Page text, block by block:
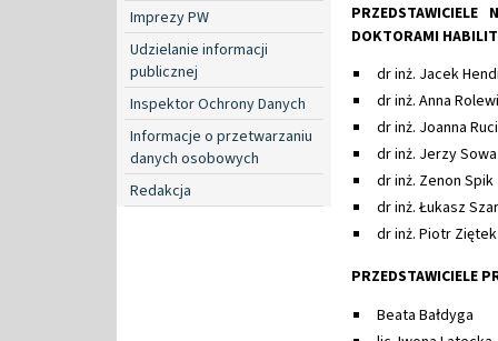
Imprezy PW
Udzielanie informacji
publicznej
Inspektor Ochrony Danych
Informacje o przetwarzaniu
danych osobowych
Redakcja
PRZEDSTAWICIELE
DOKTORAMI
dr inż. Jacek
dr inż. Anna
dr inż. Joanna
dr inż. Jerzy Sowa
dr inż. Zenon Spik
dr inż. Łukasz
dr inż. Piotr Ziętek
PRZEDSTAWICIELE
Beata Bałdyga